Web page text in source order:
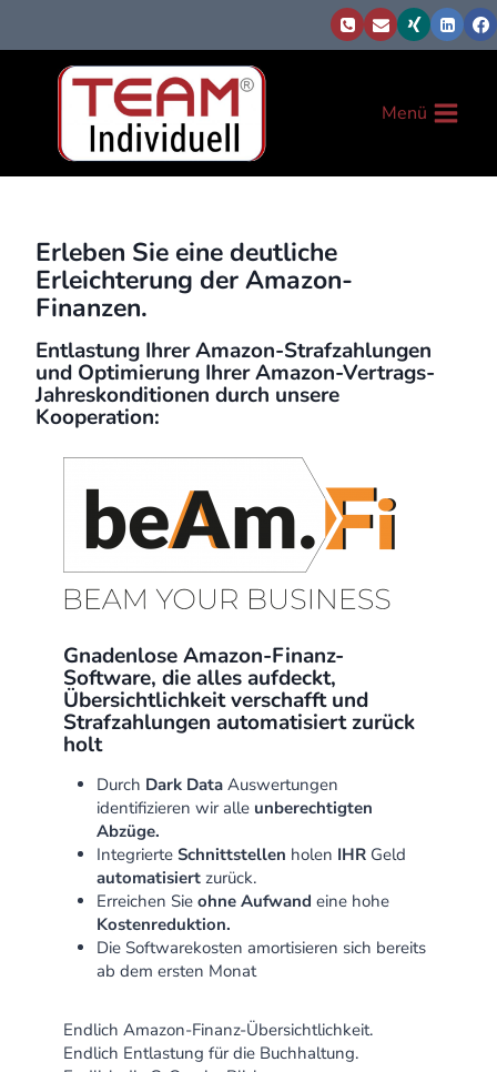
springen
Menü
Erleben Sie eine deutliche
Erleichterung der Amazon-
Finanzen.
Entlastung Ihrer Amazon-Strafzahlungen
und Optimierung Ihrer Amazon-Vertrags-
Jahreskonditionen durch unsere
Kooperation:
Gnadenlose Amazon-Finanz-
Software, die alles aufdeckt,
Übersichtlichkeit verschafft und
Strafzahlungen automatisiert zurück
holt
Durch Dark Data Auswertungen
identifizieren wir alle unberechtigten
Abzüge.
Integrierte Schnittstellen holen IHR Geld
automatisiert zurück.
Erreichen Sie ohne Aufwand eine hohe
Kostenreduktion.
Die Softwarekosten amortisieren sich bereits
ab dem ersten Monat
Endlich Amazon-Finanz-Übersichtlichkeit.
Endlich Entlastung für die Buchhaltung.